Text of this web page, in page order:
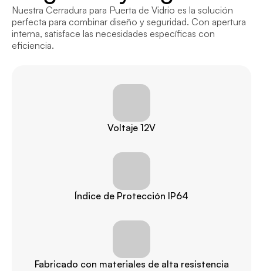
Voltaje 12V
Índice de Protección IP64
Fabricado con materiales de alta resistencia
Nuestra Cerradura para Puerta de Vidrio es la solución
perfecta para combinar diseño y seguridad. Con apertura
interna, satisface las necesidades específicas con
eficiencia.